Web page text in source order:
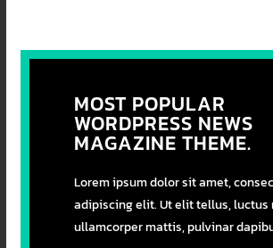
MOST POPULAR
WORDPRESS NEWS
MAGAZINE THEME.
Lorem ipsum dolor sit amet,
adipiscing elit. Ut elit tellus, luctus
ullamcorper mattis, pulvinar